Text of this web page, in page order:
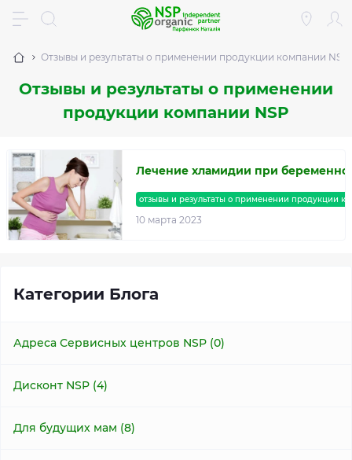
Отзывы и результаты о применении продукции компании NSP
Отзывы и результаты о применении
продукции компании NSP
отзывы и результаты о применении продукции
10 марта 2023
Лечение хламидии при
Категории Блога
Адреса Сервисных центров NSP (0)
Дисконт NSP (4)
Для будущих мам (8)